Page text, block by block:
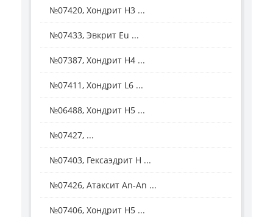
№07420, Хондрит Н3 ...
№07433, Эвкрит Eu ...
№07387, Хондрит Н4 ...
№07411, Хондрит L6 ...
№06488, Хондрит H5 ...
№07427, ...
№07403, Гексаэдрит Н ...
№07426, Атаксит Аn-Аn ...
№07406, Хондрит Н5 ...